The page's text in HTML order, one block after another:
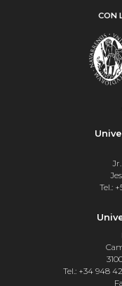
CON
Tel.:
Tel.: +34 948